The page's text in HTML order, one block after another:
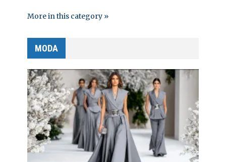
More in this category »
MODA